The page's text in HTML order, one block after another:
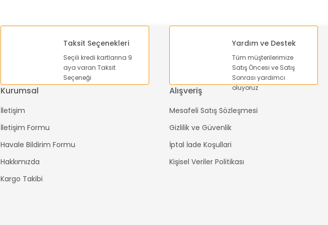
Taksit Seçenekleri
Seçili kredi kartlarına 9
aya varan Taksit
Seçeneği
Yardım ve Destek
Tüm müşterilerimize
Satış Öncesi ve Satış
Sonrası yardımcı
oluyoruz
Kurumsal
İletişim
İletişim Formu
Havale Bildirim Formu
Hakkımızda
Kargo Takibi
Alışveriş
Mesafeli Satış Sözleşmesi
Gizlilik ve Güvenlik
İptal İade Koşullari
Kişisel Veriler Politikası